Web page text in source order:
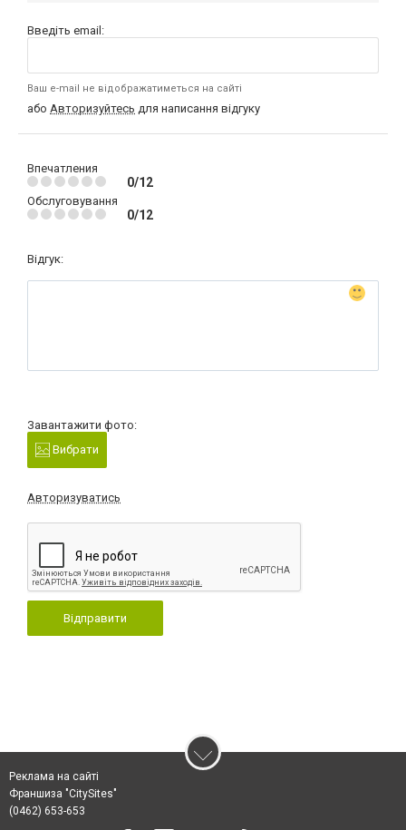
Введіть email:
Ваш e-mail не відображатиметься на сайті
або Авторизуйтесь для написання відгуку
Впечатления
0/12
Обслуговування
0/12
Відгук:
Завантажити фото:
Вибрати
Авторизуватись
Відправити
Реклама на сайті
Франшиза "CitySites"
(0462) 653-653